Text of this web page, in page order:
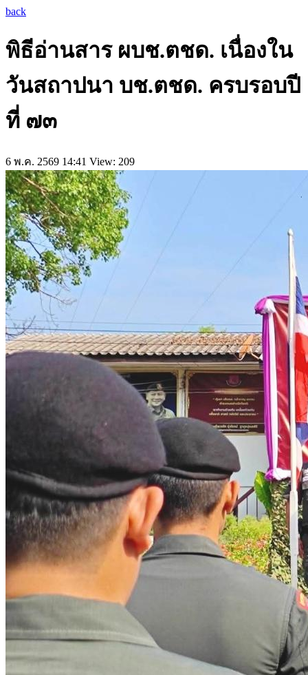
back
พิธีอ่านสาร ผบช.ตชด. เนื่องใน
วันสถาปนา บช.ตชด. ครบรอบปี
ที่ ๗๓
6 พ.ค. 2569 14:41 View: 209